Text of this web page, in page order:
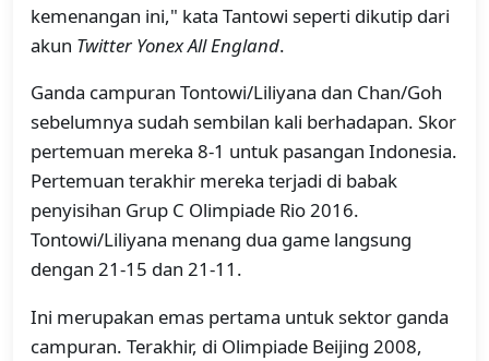
kemenangan ini," kata Tantowi seperti dikutip dari
akun Twitter Yonex All England.
Ganda campuran Tontowi/Liliyana dan Chan/Goh
sebelumnya sudah sembilan kali berhadapan. Skor
pertemuan mereka 8-1 untuk pasangan Indonesia.
Pertemuan terakhir mereka terjadi di babak
penyisihan Grup C Olimpiade Rio 2016.
Tontowi/Liliyana menang dua game langsung
dengan 21-15 dan 21-11.
Ini merupakan emas pertama untuk sektor ganda
campuran. Terakhir, di Olimpiade Beijing 2008,